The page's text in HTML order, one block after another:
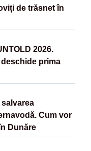
de trăsnet în
2026.
prima
Cum vor
Dunăre